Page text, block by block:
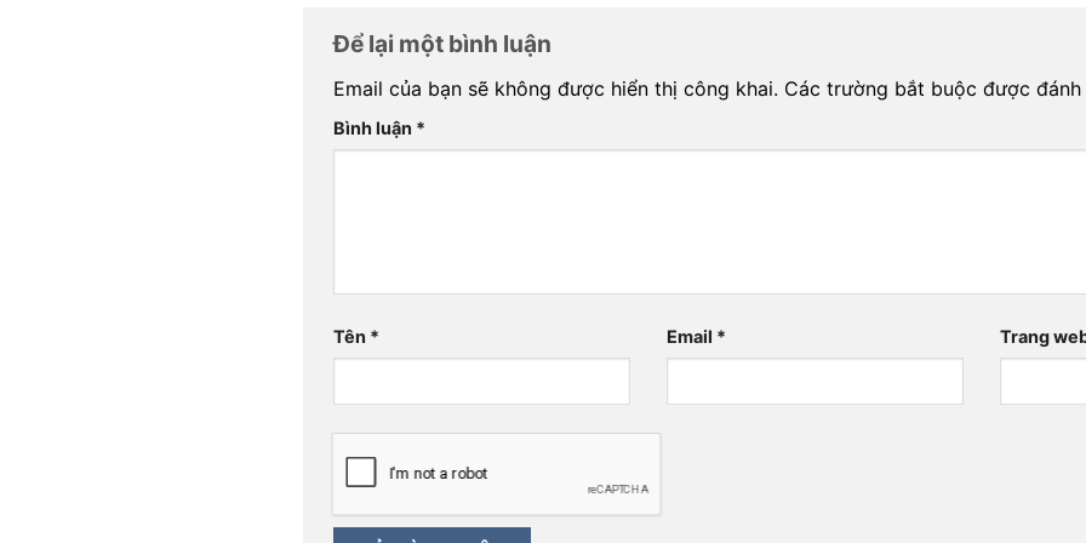
Để lại một bình luận
Email của bạn sẽ không được hiển thị công khai. Các trường bắt buộc được đánh
Bình luận *
Tên * Email * Trang